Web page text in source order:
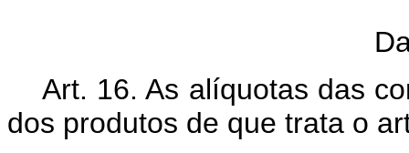
Art. 16. As alíquotas das
dos produtos de que trata o